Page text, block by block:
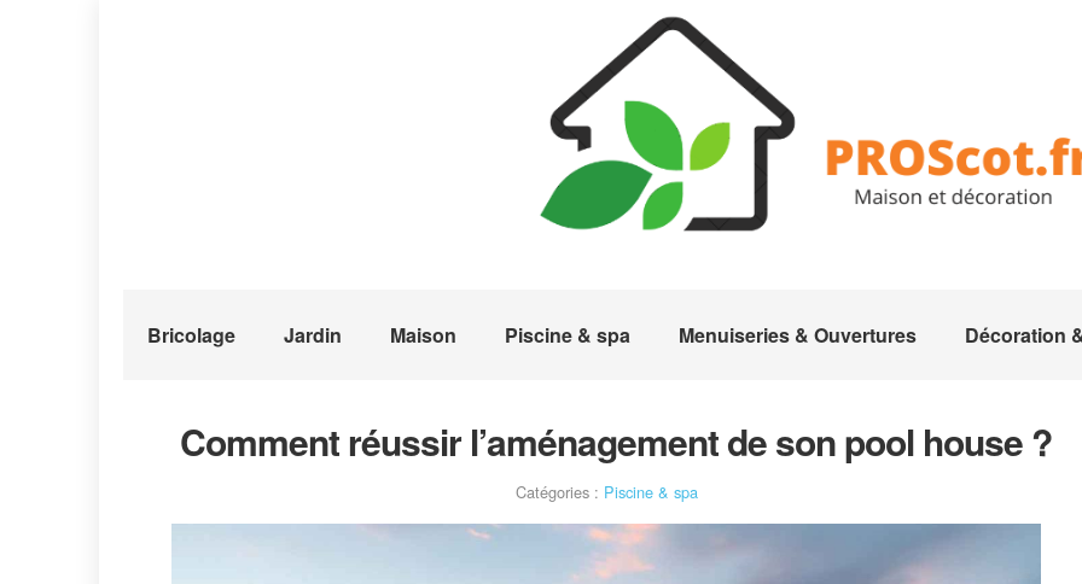
Bricolage Jardin Maison Piscine & spa Menuiseries & Ouvertures Décoration
Comment réussir l’aménagement de son pool house ?
Catégories : Piscine & spa